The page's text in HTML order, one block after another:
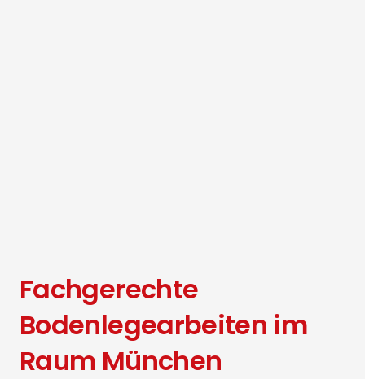
Fachgerechte
Bodenlegearbeiten im
Raum München